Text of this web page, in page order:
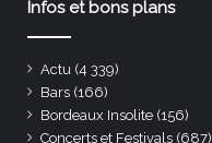
Infos et bons plans
Actu (4 339)
Bars (166)
Bordeaux Insolite (156)
Concerts et Festivals (687)